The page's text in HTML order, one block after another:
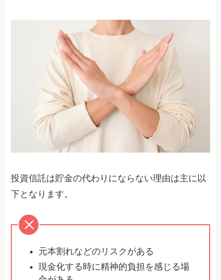
投資信託は貯金の代わりにならない理由は主に以
下となります。
元本割れなどのリスクがある
現金化する時に精神的負担を感じる場